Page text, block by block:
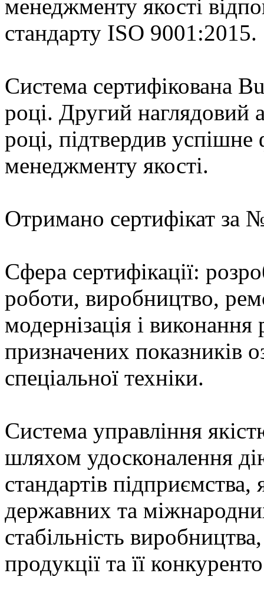
менеджменту якості
стандарту ISO 9001:2015.
Система сертифікована
році. Другий наглядовий
році, підтвердив
менеджменту якості.
Отримано сертифікат за
Сфера сертифікації:
роботи, виробництво,
модернізація і
призначених показників
спеціальної техніки.
Система управління
шляхом удосконалення
стандартів
державних та
стабільність
продукції та її